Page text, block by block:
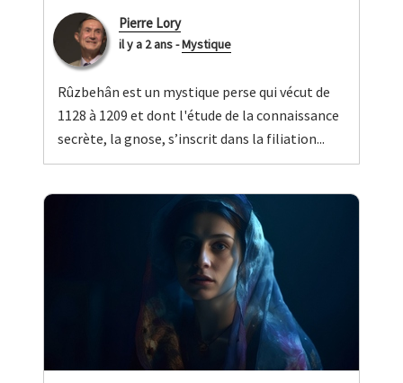
Pierre Lory
il y a 2 ans-Mystique
Rûzbehân est un mystique perse qui vécut de
1128 à 1209 et dont l'étude de la connaissance
secrète, la gnose, s’inscrit dans la filiation...